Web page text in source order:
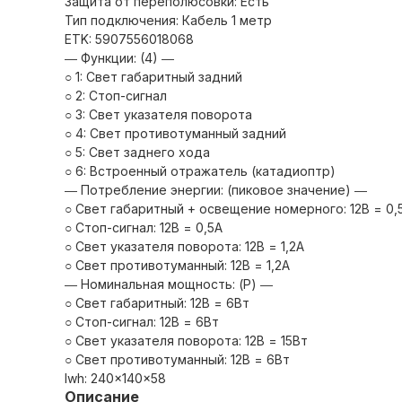
Тип подключения: Кабель 1 метр
ETK: 5907556018068
― Функции: (4) ―
○ 1: Свет габаритный задний
○ 2: Стоп-сигнал
○ 3: Свет указателя поворота
○ 4: Свет противотуманный задний
○ 5: Cвет заднего хода
○ 6: Встроенный отражатель (катадиоптр)
― Потребление энергии: (пиковое значение) ―
○ Свет габаритный + освещение номерного: 12В =
○ Стоп-сигнал: 12В = 0,5А
○ Свет указателя поворота: 12В = 1,2А
○ Свет противотуманный: 12В = 1,2А
― Номинальная мощность: (P) ―
○ Свет габаритный: 12В = 6Вт
○ Стоп-сигнал: 12В = 6Вт
○ Свет указателя поворота: 12В = 15Вт
○ Свет противотуманный: 12В = 6Вт
lwh: 240x140x58
Описание